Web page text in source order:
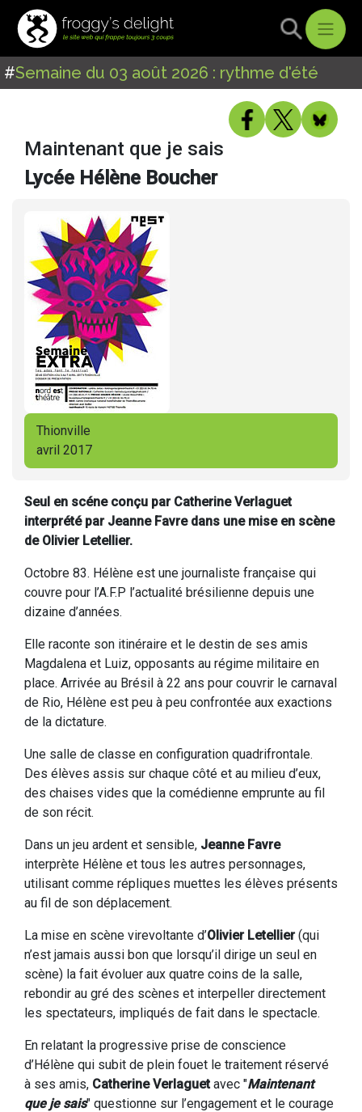
#Semaine du 03 août 2026 : rythme d'été
Maintenant que je sais
Lycée Hélène Boucher
Thionville
avril 2017
Seul en scéne conçu par Catherine Verlaguet
interprété par Jeanne Favre dans une mise en scène
de Olivier Letellier.
Octobre 83. Hélène est une journaliste française qui
couvre pour l’A.F.P l’actualité brésilienne depuis une
dizaine d’années.
Elle raconte son itinéraire et le destin de ses amis
Magdalena et Luiz, opposants au régime militaire en
place. Arrivée au Brésil à 22 ans pour couvrir le carnaval
de Rio, Hélène est peu à peu confrontée aux exactions
de la dictature.
Une salle de classe en configuration quadrifrontale.
Des élèves assis sur chaque côté et au milieu d’eux,
des chaises vides que la comédienne emprunte au fil
de son récit.
Dans un jeu ardent et sensible, Jeanne Favre
interprète Hélène et tous les autres personnages,
utilisant comme répliques muettes les élèves présents
au fil de son déplacement.
La mise en scène virevoltante d’Olivier Letellier(qui
n’est jamais aussi bon que lorsqu’il dirige un seul en
scène) la fait évoluer aux quatre coins de la salle,
rebondir au gré des scènes et interpeller directement
les spectateurs, impliqués de fait dans le spectacle.
En relatant la progressive prise de conscience
d’Hélène qui subit de plein fouet le traitement réservé
à ses amis, Catherine Verlaguetavec "Maintenant
que je sais" questionne sur l’engagement et le courage